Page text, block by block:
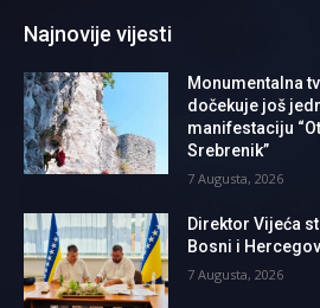
Najnovije vijesti
Monumentalna
dočekuje još
manifestaciju
Srebrenik”
7 Augusta, 2026
Direktor Vijeća
Bosni i
7 Augusta, 2026